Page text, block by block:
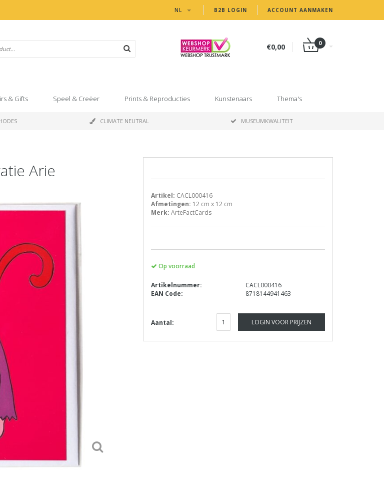
B2B LOGIN ACCOUNT AANMAKEN
NL
€0,00 0
& Gifts Speel & Creëer Prints & Reproducties Kunstenaars Thema's
CLIMATE NEUTRAL MUSEUMKWALITEIT
Arie
Artikel: CACL000416
Afmetingen: 12 cm x 12 cm
Merk: ArteFactCards
Op voorraad
Artikelnummer:
CACL000416
EAN Code:
8718144941463
Aantal: LOGIN VOOR PRIJZEN